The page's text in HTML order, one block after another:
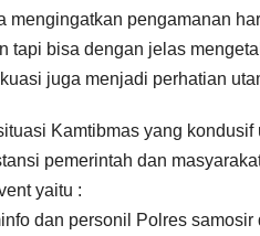
mengingatkan pengamanan
tapi bisa dengan jelas
juga menjadi perhatian
Kamtibmas yang
pemerintah dan
yaitu :
dan personil Polres